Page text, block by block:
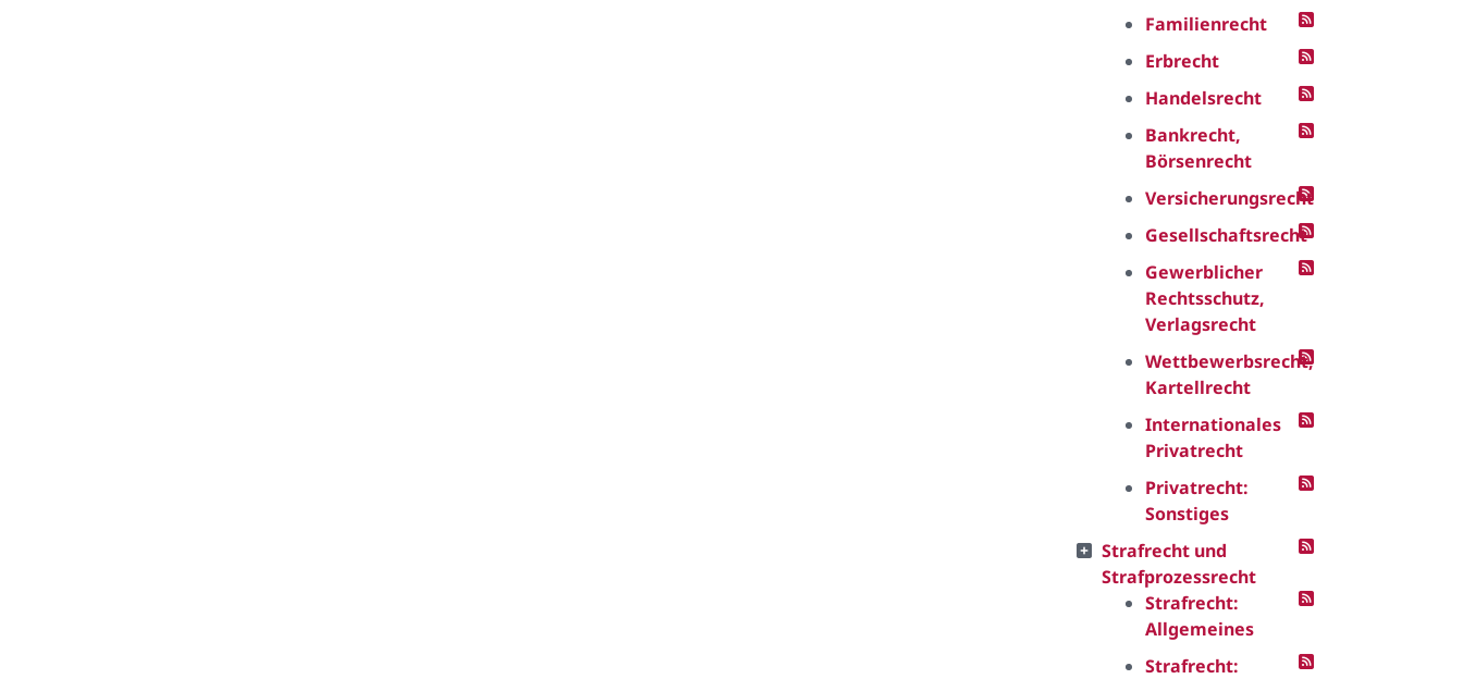
Familienrecht
Erbrecht
Handelsrecht
Bankrecht,
Börsenrecht
Versicherungsrecht
Gesellschaftsrecht
Gewerblicher
Rechtsschutz,
Verlagsrecht
Wettbewerbsrecht,
Kartellrecht
Internationales
Privatrecht
Privatrecht:
Sonstiges
Strafrecht und
Strafprozessrecht
Strafrecht:
Allgemeines
Strafrecht: